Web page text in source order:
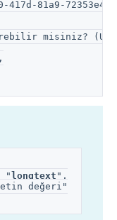
417d-81a9-
misiniz?
"
longtext ",
değeri"